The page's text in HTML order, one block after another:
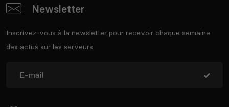
Newsletter
Inscrivez-vous à la newsletter pour recevoir chaque semaine
des actus sur les serveurs.